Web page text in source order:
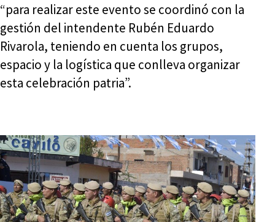
“para realizar este evento se coordinó con la
gestión del intendente Rubén Eduardo
Rivarola, teniendo en cuenta los grupos,
espacio y la logística que conlleva organizar
esta celebración patria”.